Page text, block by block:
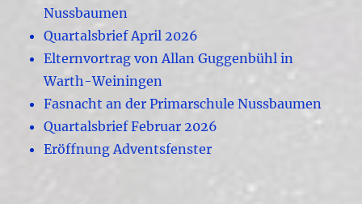
Nussbaumen
Quartalsbrief April 2026
Elternvortrag von Allan Guggenbühl in
Warth-Weiningen
Fasnacht an der Primarschule Nussbaumen
Quartalsbrief Februar 2026
Eröffnung Adventsfenster